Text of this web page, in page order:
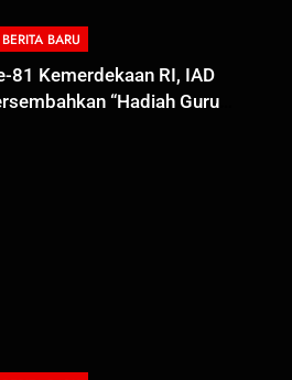
BERITA BARU
81 Kemerdekaan RI, IAD
“Hadiah Guru